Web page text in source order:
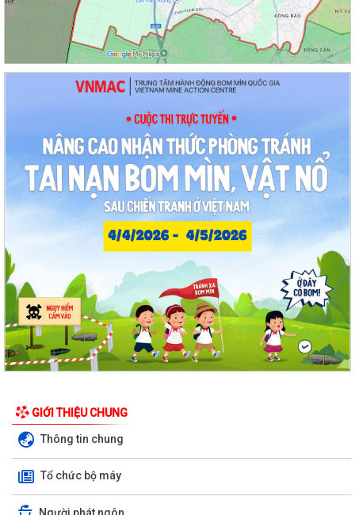
GIỚI THIỆU CHUNG
Thông tin chung
Tổ chức bộ máy
Hội nghị Ban Thường vụ Đảng ủy phường lần thứ 35
Sôi nổi ngày hội hiến máu "Thạch Khôi - ngàn trái tim hồng" năm 2026
Kế hoạch Giám sát và xử lý dịch, ổ dịch trên địa bàn phường Thạch
Quyết định Về việc Ban hành Quy chế quản lý và sử dụng nguồn công
đức tại các di tích trên địa...
Quyết định Về việc ban hành Quy chế hoạt động của Ban Quản lý di
tích Phường Thạch Khôi, thành phố...
UBND phường tổ chức phiên họp tháng 8/2026 (lần 1).
Kế hoạch tổ chức Hội nghị tuyên truyền, phổ biến triển khai Luật sửa
đổi, bổ sung một số điều của...
Công tác tháng 8/2026 của Ủy ban nhân dân phường Thạch Khôi
Đồng chí Đặng Xuân Thưởng - Uỷ viên Thành uỷ, Phó Trưởng ban
thường trực Ban Nội chính Thành uỷ dự...
thực hành tốt sẵn có”
Về việc thay đổi địa danh trên bảng hiệu tại các Nhà Văn hoá và tăng
cường công tác quản lý hoạt...
Phường Thạch Khôi tổ chức lấy mẫu sinh phẩm hài cốt liệt sĩ chưa xác
định được thông tin để giám...